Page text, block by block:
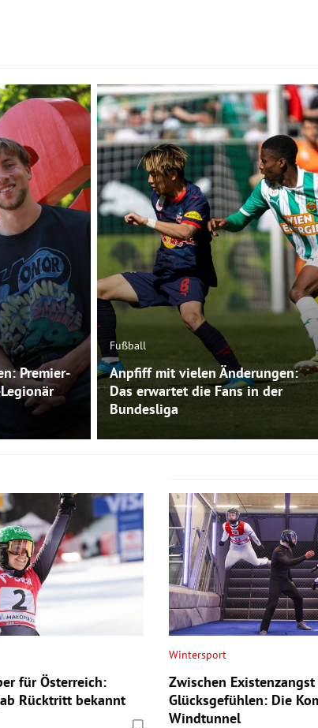
Premier-
Fußball
Anpfiff mit vielen Änderungen:
Das erwartet die Fans in der
Bundesliga
für Österreich:
Rücktritt bekannt
Wintersport
Zwischen
Glücksgefühlen: Die
Windtunnel